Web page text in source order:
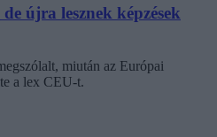
újra lesznek képzések
miután az Európai
a lex CEU-t.